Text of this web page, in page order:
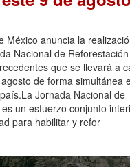
México anuncia la
Nacional de
que se llevará a
de forma simultánea
Jornada Nacional de
un esfuerzo conjunto
para habilitar y refor